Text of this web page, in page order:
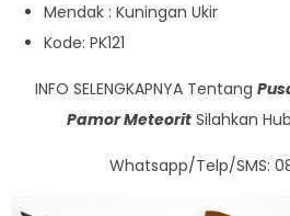
Mendak : Kuningan Ukir
Kode: PK121
INFO SELENGKAPNYA Tentang
Pamor MeteoritSilahkan
Whatsapp/Telp/SMS: